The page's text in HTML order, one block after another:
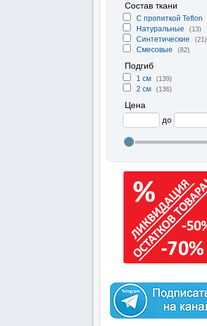
Состав ткани
С пропиткой Teflon
Натуральные (13)
Синтетические (21)
Смесовые (82)
Подгиб
1 см (139)
2 см (136)
Цена
до